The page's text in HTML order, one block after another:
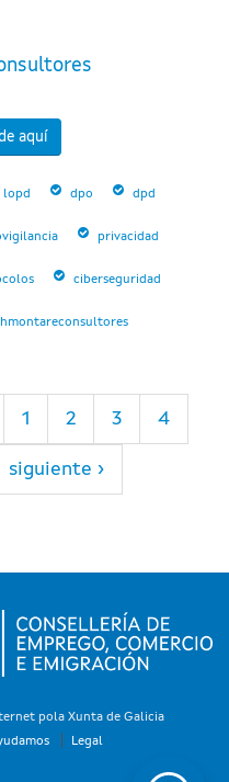
aquí
lopd dpo dpd
privacidad
ciberseguridad
hmontareconsultores
1 2 3 4
siguiente ›
pola Xunta de Galicia
Legal